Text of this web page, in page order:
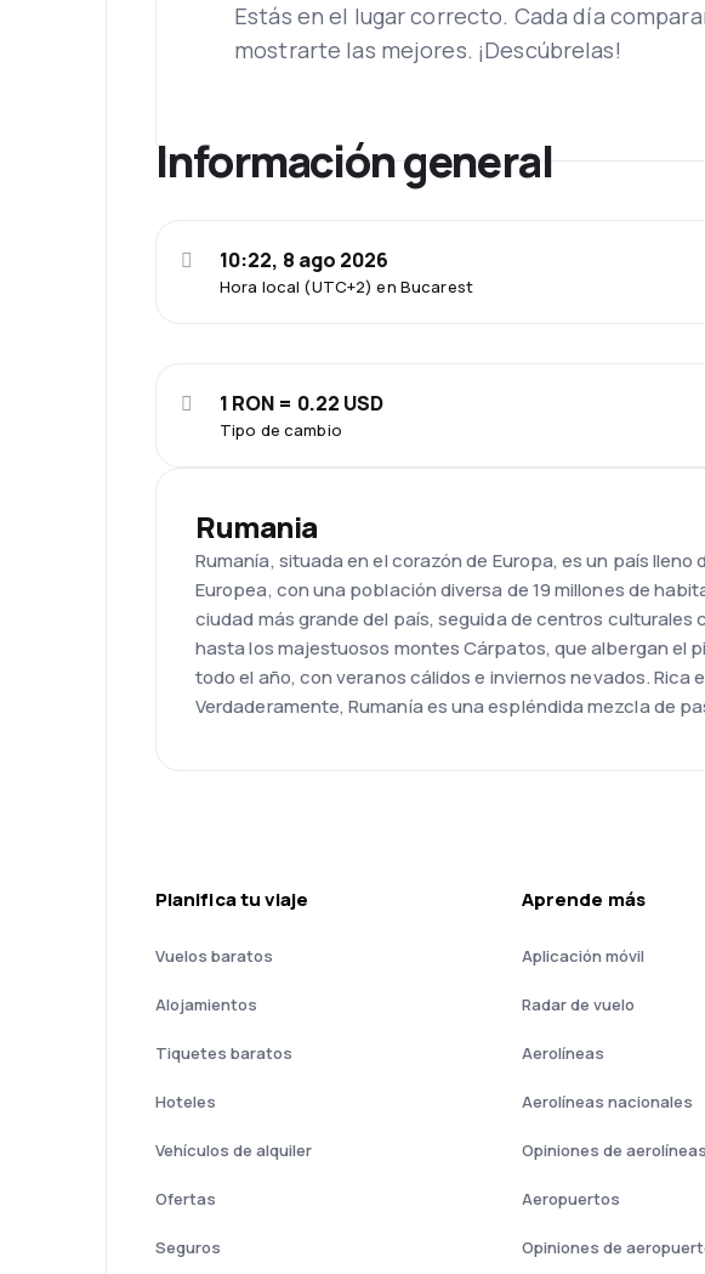
Estás en el lugar correcto. Cada día
mostrarte las mejores. ¡Descúbrelas!
Información general
Hora local (UTC+2) en Bucarest
10:22, 8 ago 2026
Tipo de cambio
1 RON = 0.22 USD
Rumania
Rumanía, situada en el corazón de Europa, es un país
Europea, con una población diversa de 19 millones de
ciudad más grande del país, seguida de centros culturales
hasta los majestuosos montes Cárpatos, que albergan el
todo el año, con veranos cálidos e inviernos nevados. Rica
Verdaderamente, Rumanía es una espléndida mezcla de
Planifica tu viaje
Vuelos baratos
Alojamientos
Tiquetes baratos
Hoteles
Vehículos de alquiler
Ofertas
Seguros
Aprende más
Aplicación móvil
Radar de vuelo
Aerolíneas
Aerolíneas nacionales
Opiniones de aerolíneas
Aeropuertos
Opiniones de